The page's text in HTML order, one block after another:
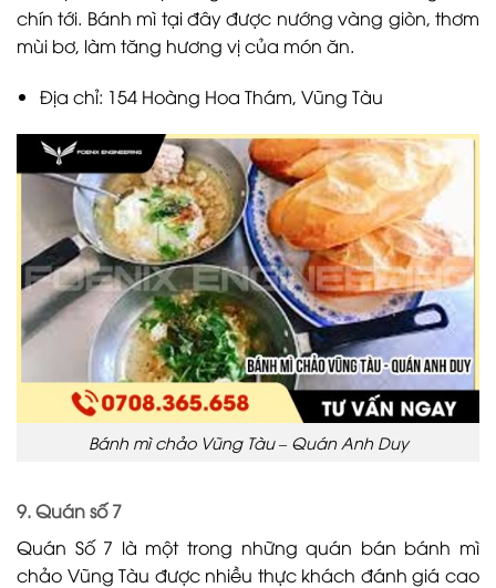
chín tới. Bánh mì tại đây được nướng vàng giòn, thơm
mùi bơ, làm tăng hương vị của món ăn.
Địa chỉ: 154 Hoàng Hoa Thám, Vũng Tàu
Bánh mì chảo Vũng Tàu – Quán Anh Duy
9. Quán số 7
Quán Số 7 là một trong những quán bán bánh mì
chảo Vũng Tàu được nhiều thực khách đánh giá cao